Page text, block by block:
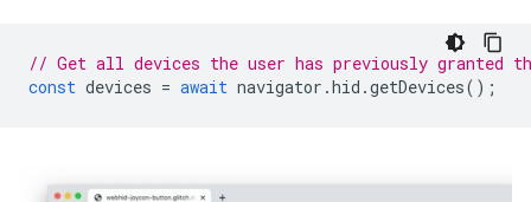
// Get all devices the user has previously granted
const devices = await navigator .hid .getDevices();